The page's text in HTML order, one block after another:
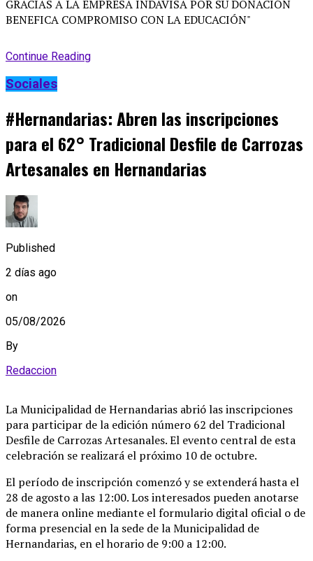
Continue Reading
Sociales
#Hernandarias: Abren las inscripciones
para el 62° Tradicional Desfile de Carrozas
Artesanales en Hernandarias
Published
2 días ago
on
05/08/2026
By
Redaccion
La Municipalidad de Hernandarias abrió las inscripciones
para participar de la edición número 62 del Tradicional
Desfile de Carrozas Artesanales. El evento central de esta
celebración se realizará el próximo 10 de octubre.
El período de inscripción comenzó y se extenderá hasta el
28 de agosto a las 12:00. Los interesados pueden anotarse
de manera online mediante el formulario digital oficial o de
forma presencial en la sede de la Municipalidad de
Hernandarias, en el horario de 9:00 a 12:00.